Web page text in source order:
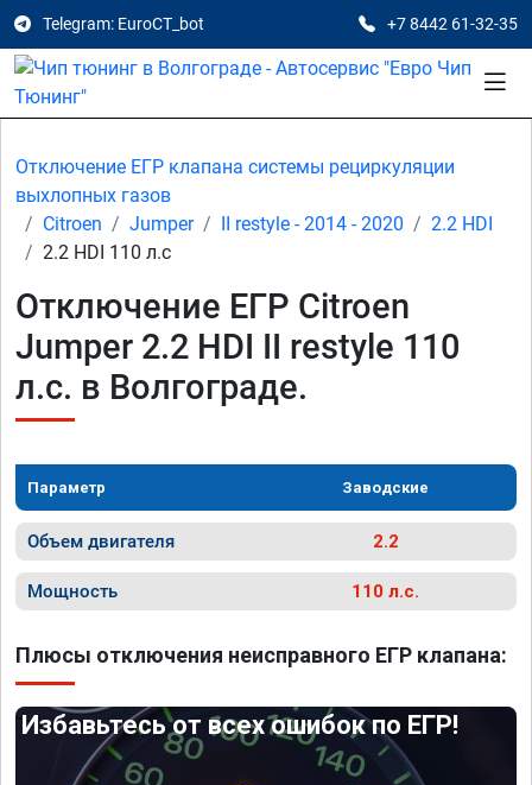
Telegram: EuroCT_bot +7 8442 61-32-35
Отключение ЕГР клапана системы рециркуляции
выхлопных газов
Citroen
Jumper II restyle - 2014 - 2020
2.2 HDI
2.2 HDI 110 л.с
Отключение ЕГР Citroen
Jumper 2.2 HDI II restyle 110
л.с. в Волгограде.
Параметр Заводские
Объем двигателя 2.2
Мощность 110 л.с.
Плюсы отключения неисправного ЕГР клапана:
Избавьтесь от всех ошибок по ЕГР!